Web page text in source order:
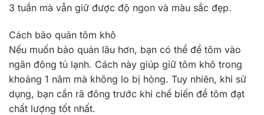
3 tuần mà vẫn giữ được độ ngon và màu sắc đẹp.
Cách bảo quản tôm khô
Nếu muốn bảo quản lâu hơn, bạn có thể để tôm vào
ngăn đông tủ lạnh. Cách này giúp giữ tôm khô trong
khoảng 1 năm mà không lo bị hỏng. Tuy nhiên, khi sử
dụng, bạn cần rã đông trước khi chế biến để tôm đạt
chất lượng tốt nhất.